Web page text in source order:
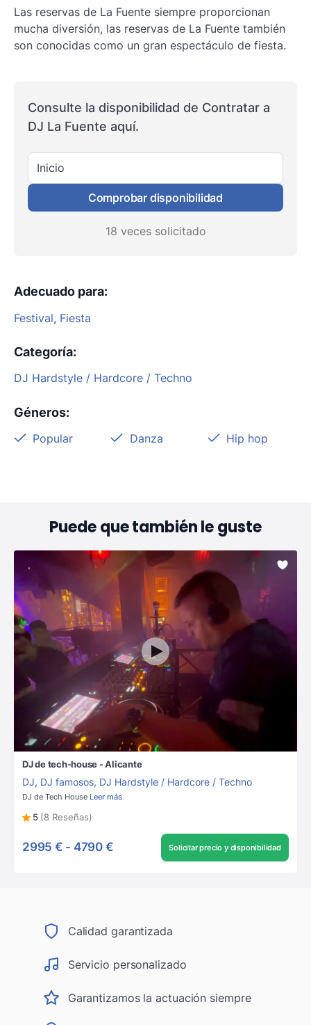
Las reservas de La Fuente siempre proporcionan
mucha diversión, las reservas de La Fuente también
son conocidas como un gran espectáculo de fiesta.
Consulte la disponibilidad de Contratar a
DJ La Fuente aquí.
Inicio
Comprobar disponibilidad
18 veces solicitado
Adecuado para:
Festival, Fiesta
Categoría:
DJ Hardstyle / Hardcore / Techno
Géneros:
Popular Danza Hip hop
Puede que también le guste
DJ de tech-house - Alicante
DJ, DJ famosos, DJ Hardstyle / Hardcore / Techno
DJ de Tech House Leer más
5 (8 Reseñas)
2995 € - 4790 € Solicitar precio y disponibilidad
Calidad garantizada
Servicio personalizado
Garantizamos la actuación siempre